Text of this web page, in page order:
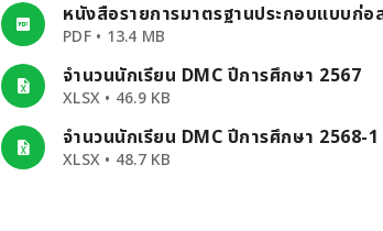
มายังสำนักงานเขตพื้นที่การศึกษาประถมศึกษาอุดรธานี
เขต 3 ภายในวันที่ 10 สิงหาคม 2569 📌 3. การส่งราย
ชื่อผู้เข้าร่วมประกวดทุกคน กลุ่มโรงเรียนจัดส่งรายชื่อ
ผู้ส่งผลงานเข้ารับการคัดเลือกทุกคนในรูปแบบไฟล์
Excel โดยระบุรายละเอียด ได้แก่ ชื่อเจ้าของผลงาน
โรงเรียน ชื่อผลงาน ลิงก์ผลงาน และระดับคุณภาพ เพื่อ
ใช้ประกอบการจัดทำเกียรติบัตรจากสำนักงานเขตพื้นที่
การศึกษาประถมศึกษาอุดรธานี เขต 3 ภายในวันที่ 10
หนังสือรายการมาตรฐานประกอบแบบก่
PDF • 13.4 MB
จำนวนนักเรียน DMC ปีการศึกษา 2567
XLSX • 46.9 KB
จำนวนนักเรียน DMC ปีการศึกษา 2568-1
XLSX • 48.7 KB